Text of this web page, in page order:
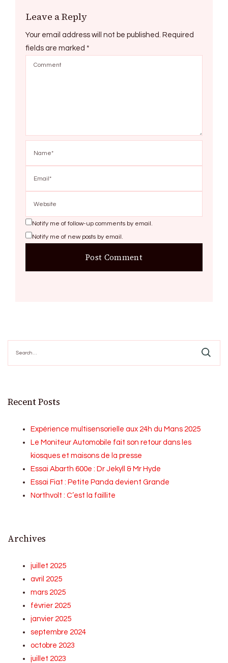
Leave a Reply
Your email address will not be published. Required
fields are marked *
Notify me of follow-up comments by email.
Notify me of new posts by email.
for:
Recent Posts
Expérience multisensorielle aux 24h du Mans 2025
Le Moniteur Automobile fait son retour dans les
kiosques et maisons de la presse
Essai Abarth 600e : Dr Jekyll & Mr Hyde
Essai Fiat : Petite Panda devient Grande
Northvolt : C’est la faillite
Archives
juillet 2025
avril 2025
mars 2025
février 2025
janvier 2025
septembre 2024
octobre 2023
juillet 2023